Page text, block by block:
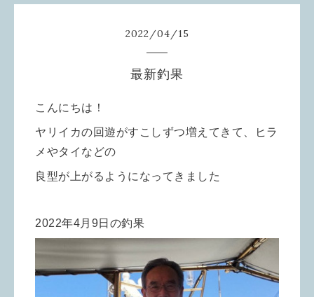
2022/04/15
最新釣果
こんにちは！
ヤリイカの回遊がすこしずつ増えてきて、ヒラ
メやタイなどの
良型が上がるようになってきました
2022年4月9日の釣果